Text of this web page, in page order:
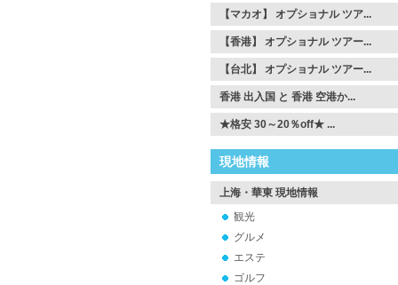
【マカオ】 オプショナル ツア...
【香港】 オプショナル ツアー...
【台北】 オプショナル ツアー...
香港 出入国 と 香港 空港か...
★格安 30～20％off★ ...
現地情報
上海・華東 現地情報
観光
グルメ
エステ
ゴルフ